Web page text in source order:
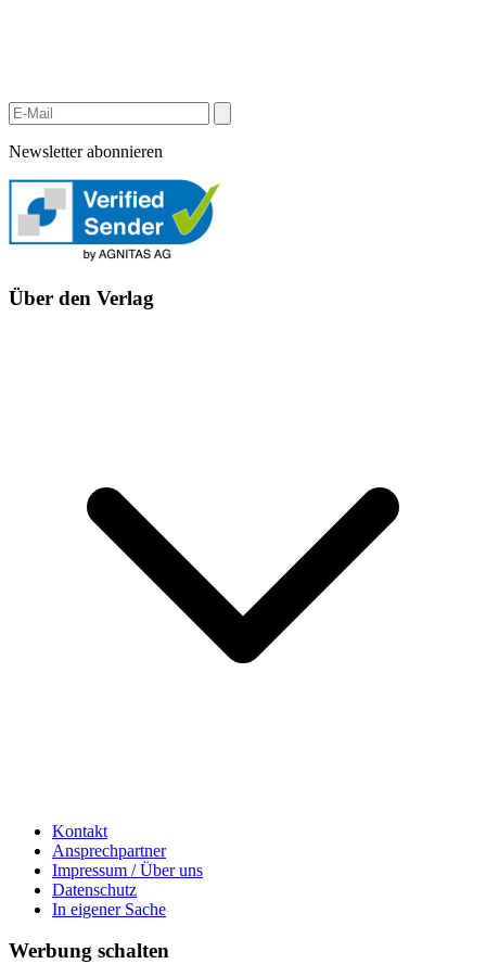
Newsletter abonnieren
Über den Verlag
Kontakt
Ansprechpartner
Impressum / Über uns
Datenschutz
In eigener Sache
Werbung schalten